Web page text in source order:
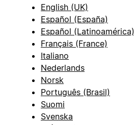
English (UK)
Español (España)
Español (Latinoamérica)
Français (France)
Italiano
Nederlands
Norsk
Português (Brasil)
Suomi
Svenska